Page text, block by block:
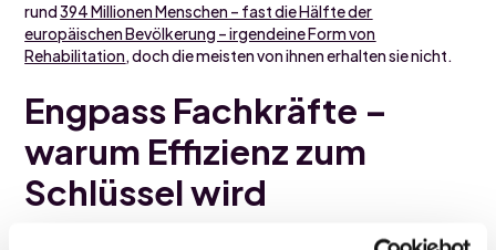
rund394 Millionen Menschen – fast die Hälfte der
europäischen Bevölkerung – irgendeine Form von
Rehabilitation, doch die meisten von ihnen erhalten sie nicht.
Engpass Fachkräfte –
warum Effizienz zum
Schlüssel wird
Neben dem steigenden Bedarf verschärft sich eine weitere